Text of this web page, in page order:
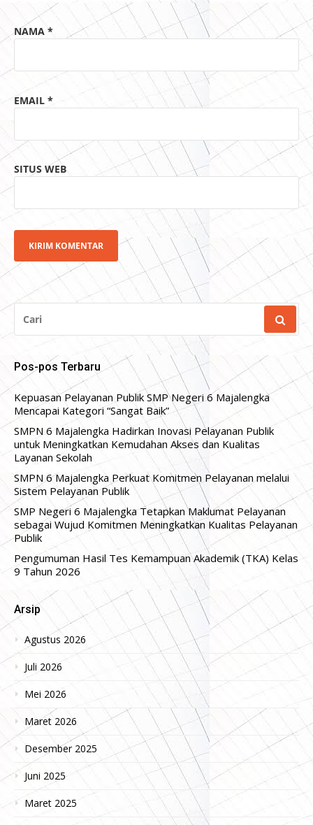
NAMA *
EMAIL *
SITUS WEB
UNTUK:
Pos-pos Terbaru
Kepuasan Pelayanan Publik SMP Negeri 6 Majalengka
Mencapai Kategori “Sangat Baik”
SMPN 6 Majalengka Hadirkan Inovasi Pelayanan Publik
untuk Meningkatkan Kemudahan Akses dan Kualitas
Layanan Sekolah
SMPN 6 Majalengka Perkuat Komitmen Pelayanan melalui
Sistem Pelayanan Publik
SMP Negeri 6 Majalengka Tetapkan Maklumat Pelayanan
sebagai Wujud Komitmen Meningkatkan Kualitas Pelayanan
Publik
Pengumuman Hasil Tes Kemampuan Akademik (TKA) Kelas
9 Tahun 2026
Arsip
Agustus 2026
Juli 2026
Mei 2026
Maret 2026
Desember 2025
Juni 2025
Maret 2025